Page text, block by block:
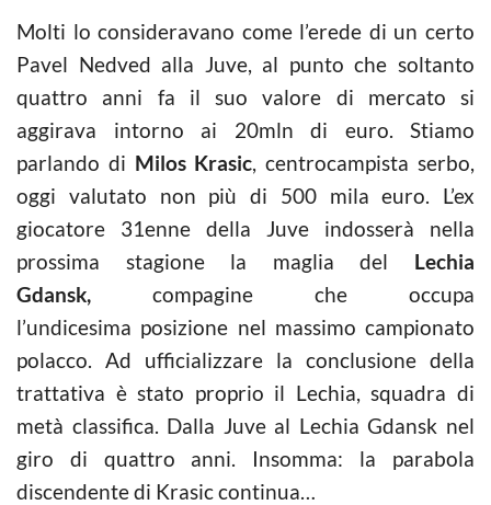
Molti lo consideravano come l’erede di un certo
Pavel Nedved alla Juve, al punto che soltanto
quattro anni fa il suo valore di mercato si
aggirava intorno ai 20mln di euro. Stiamo
parlando di Milos Krasic, centrocampista serbo,
oggi valutato non più di 500 mila euro. L’ex
giocatore 31enne della Juve indosserà nella
prossima stagione la maglia del Lechia
Gdansk, compagine che occupa
l’undicesima posizione nel massimo campionato
polacco. Ad ufficializzare la conclusione della
trattativa è stato proprio il Lechia, squadra di
metà classifica. Dalla Juve al Lechia Gdansk nel
giro di quattro anni. Insomma: la parabola
discendente di Krasic continua…